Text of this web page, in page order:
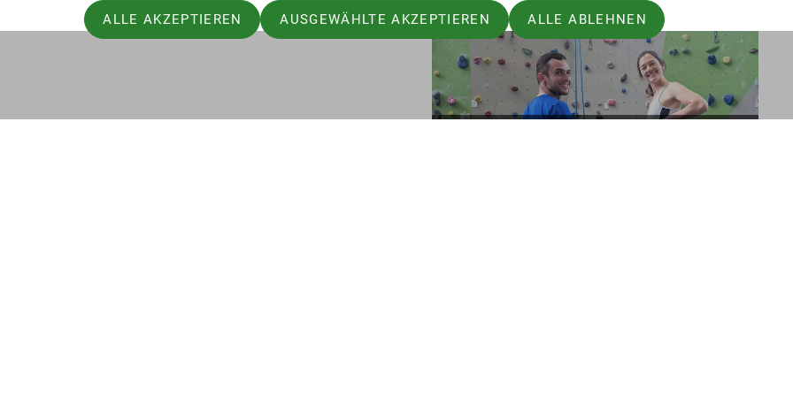
ALLE AKZEPTIEREN AUSGEWÄHLTE AKZEPTIEREN ALLE ABLEHNEN